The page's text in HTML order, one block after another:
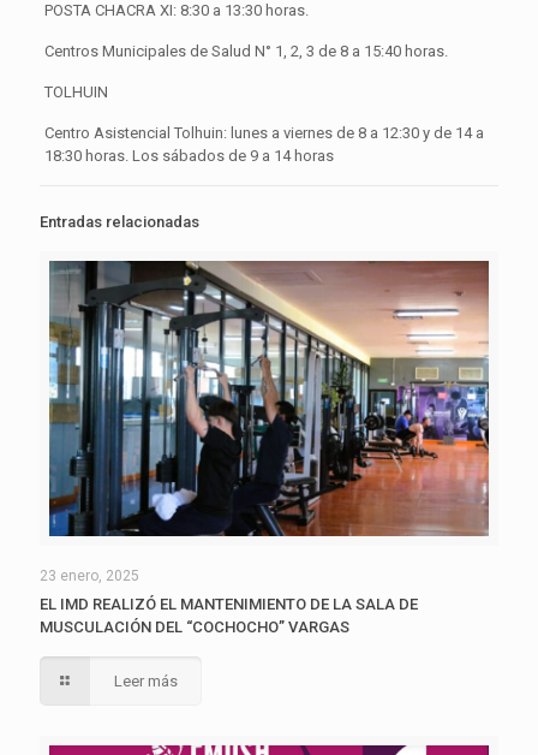
POSTA CHACRA XI: 8:30 a 13:30 horas.
Centros Municipales de Salud N° 1, 2, 3 de 8 a 15:40 horas.
TOLHUIN
Centro Asistencial Tolhuin: lunes a viernes de 8 a 12:30 y de 14 a
18:30 horas. Los sábados de 9 a 14 horas
Entradas relacionadas
23 enero, 2025
EL IMD REALIZÓ EL MANTENIMIENTO DE LA SALA DE
MUSCULACIÓN DEL “COCHOCHO” VARGAS
Leer más